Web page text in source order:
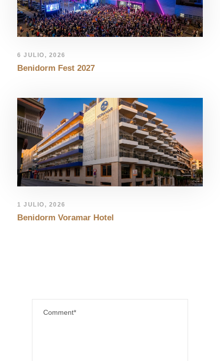
6 JULIO, 2026
Benidorm Fest 2027
1 JULIO, 2026
Benidorm Voramar Hotel